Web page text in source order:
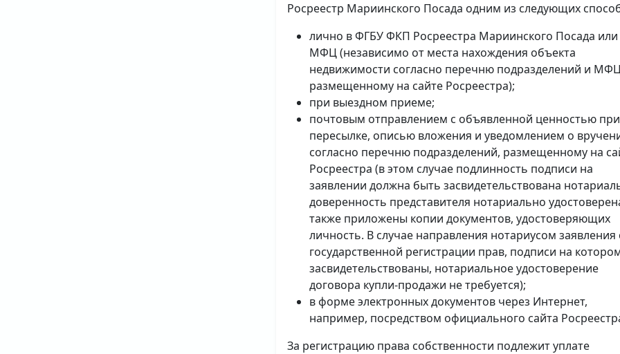
Росреестр Мариинского Посада одним из следующих
лично в ФГБУ ФКП Росреестра Мариинского Посада или
МФЦ (независимо от места нахождения объекта
недвижимости согласно перечню подразделений и
размещенному на сайте Росреестра);
при выездном приеме;
почтовым отправлением с объявленной ценностью при
пересылке, описью вложения и уведомлением о
согласно перечню подразделений, размещенному на
Росреестра (в этом случае подлинность подписи на
заявлении должна быть засвидетельствована
доверенность представителя нотариально
также приложены копии документов, удостоверяющих
личность. В случае направления нотариусом заявления
государственной регистрации прав, подписи на
засвидетельствованы, нотариальное удостоверение
договора купли-продажи не требуется);
в форме электронных документов через Интернет,
например, посредством официального сайта
За регистрацию права собственности подлежит уплате